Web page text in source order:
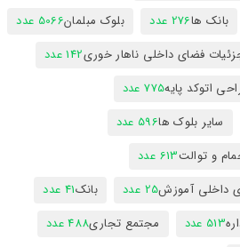
بانک ها276 عدد بلوک مبلمان5066 عدد
فضای داخلی ناهار خوری142 عدد
اتوکد پایه775 عدد
سایر بلوک ها596 عدد
و توالت613 عدد
داخلی آموزش25 عدد بانک41 عدد
513 عدد مجتمع تجاری488 عدد